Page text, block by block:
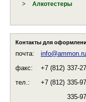
Алкотестеры
Контакты для
почта:
info@ammon.ru
факс:
+7 (812) 337-
тел.:
+7 (812) 335-
335-